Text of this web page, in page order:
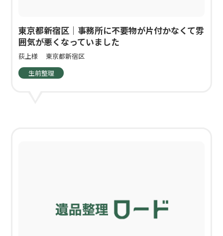
東京都新宿区｜事務所に不要物が片付かなくて雰
囲気が悪くなっていました
荻上様
東京都新宿区
生前整理